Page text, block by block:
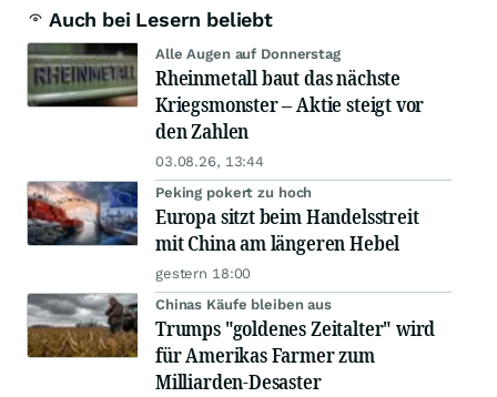
Auch bei Lesern beliebt
Alle Augen auf Donnerstag
Rheinmetall baut das nächste
Kriegsmonster – Aktie steigt vor
den Zahlen
03.08.26, 13:44
Peking pokert zu hoch
Europa sitzt beim Handelsstreit
mit China am längeren Hebel
gestern 18:00
Chinas Käufe bleiben aus
Trumps "goldenes Zeitalter" wird
für Amerikas Farmer zum
Milliarden-Desaster